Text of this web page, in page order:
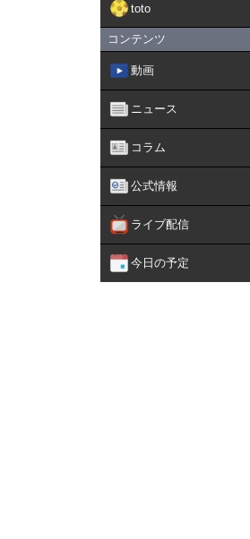
toto
コンテンツ
動画
ニュース
コラム
公式情報
ライブ配信
今日の予定